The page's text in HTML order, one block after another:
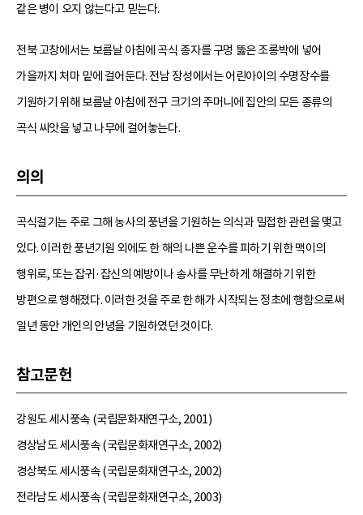
같은 병이 오지 않는다고 믿는다.
전북 고창에서는 보름날 아침에 곡식 종자를 구멍 뚫은 조롱박에 넣어
가을까지 처마 밑에 걸어둔다. 전남 장성에서는 어린아이의 수명장수를
기원하기 위해 보름날 아침에 전구 크기의 주머니에 집안의 모든 종류의
곡식 씨앗을 넣고 나무에 걸어놓는다.
의의
곡식걸기는 주로 그해 농사의 풍년을 기원하는 의식과 밀접한 관련을 맺고
있다. 이러한 풍년기원 외에도 한 해의 나쁜 운수를 피하기 위한 맥이의
행위로, 또는 잡귀·잡신의 예방이나 송사를 무난하게 해결하기 위한
방편으로 행해졌다. 이러한 것을 주로 한 해가 시작되는 정초에 행함으로써
일년 동안 개인의 안녕을 기원하였던 것이다.
참고문헌
강원도 세시풍속 (국립문화재연구소, 2001)
경상남도 세시풍속 (국립문화재연구소, 2002)
경상북도 세시풍속 (국립문화재연구소, 2002)
전라남도 세시풍속 (국립문화재연구소, 2003)